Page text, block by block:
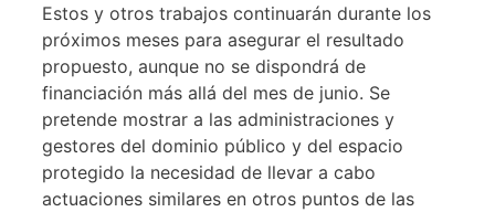
Estos y otros trabajos continuarán durante los
próximos meses para asegurar el resultado
propuesto, aunque no se dispondrá de
financiación más allá del mes de junio. Se
pretende mostrar a las administraciones y
gestores del dominio público y del espacio
protegido la necesidad de llevar a cabo
actuaciones similares en otros puntos de las